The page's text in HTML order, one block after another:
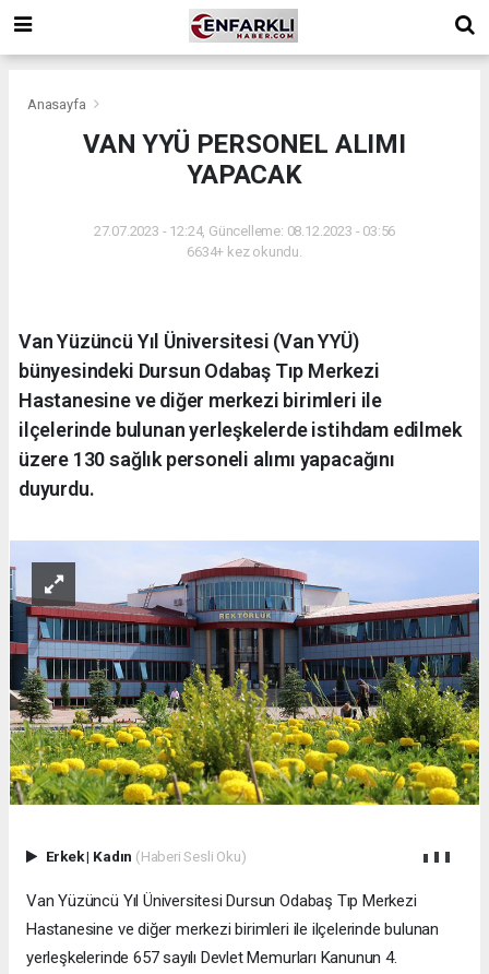
Anasayfa
VAN YYÜ PERSONEL ALIMI
YAPACAK
27.07.2023 - 12:24, Güncelleme: 08.12.2023 - 03:56
6634+ kez okundu.
Van Yüzüncü Yıl Üniversitesi (Van YYÜ)
bünyesindeki Dursun Odabaş Tıp Merkezi
Hastanesine ve diğer merkezi birimleri ile
ilçelerinde bulunan yerleşkelerde istihdam edilmek
üzere 130 sağlık personeli alımı yapacağını
duyurdu.
Erkek| Kadın (Haberi Sesli Oku)
Van Yüzüncü Yıl Üniversitesi Dursun Odabaş Tıp Merkezi
Hastanesine ve diğer merkezi birimleri ile ilçelerinde bulunan
yerleşkelerinde 657 sayılı Devlet Memurları Kanunun 4.